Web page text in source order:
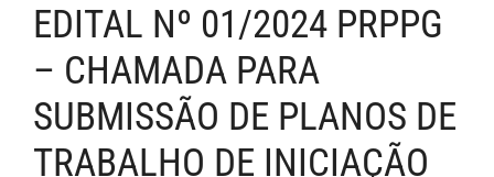
EDITAL Nº 01/2024 PRPPG
– CHAMADA PARA
SUBMISSÃO DE PLANOS DE
TRABALHO DE INICIAÇÃO